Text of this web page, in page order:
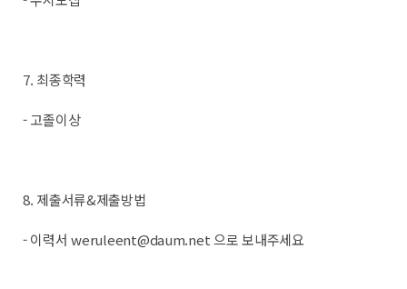
7. 최종학력
- 고졸이상
8. 제출서류&제출방법
- 이력서 weruleent@daum.net 으로 보내주세요